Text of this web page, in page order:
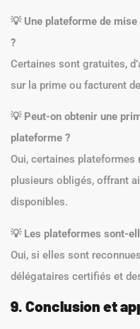
💡 Une plateforme de
?
Certaines sont gratuites,
sur la prime ou facturent
💡 Peut-on obtenir une
plateforme ?
Oui, certaines
plusieurs obligés, offrant
disponibles.
💡 Les plateformes sont-
Oui, si elles sont
délégataires certifiés et
9. Conclusion et